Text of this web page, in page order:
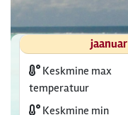
jaanuar
Keskmine max
temperatuur
Keskmine min